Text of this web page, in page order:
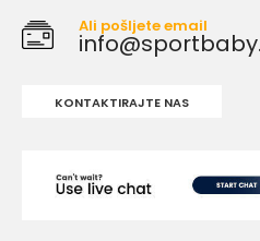
Ali pošljete email
KONTAKTIRAJTE NAS